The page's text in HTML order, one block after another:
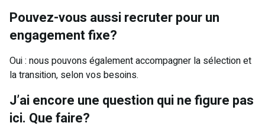
Pouvez-vous aussi recruter pour un
engagement fixe?
Oui : nous pouvons également accompagner la sélection et
la transition, selon vos besoins.
J’ai encore une question qui ne figure pas
ici. Que faire?